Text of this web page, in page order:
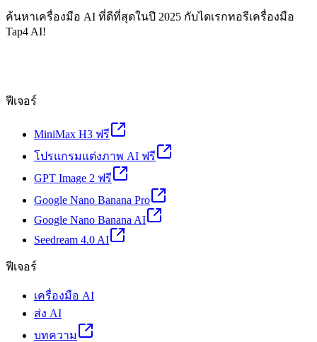
ค้นหาเครื่องมือ AI ที่ดีที่สุดในปี 2025 กับไดเรกทอรีเครื่องมือ
Tap4 AI!
ฟีเจอร์
MiniMax H3 ฟรี
โปรแกรมแต่งภาพ AI ฟรี
GPT Image 2 ฟรี
Google Nano Banana Pro
Google Nano Banana AI
Seedream 4.0 AI
ฟีเจอร์
เครื่องมือ AI
ส่ง AI
บทความ